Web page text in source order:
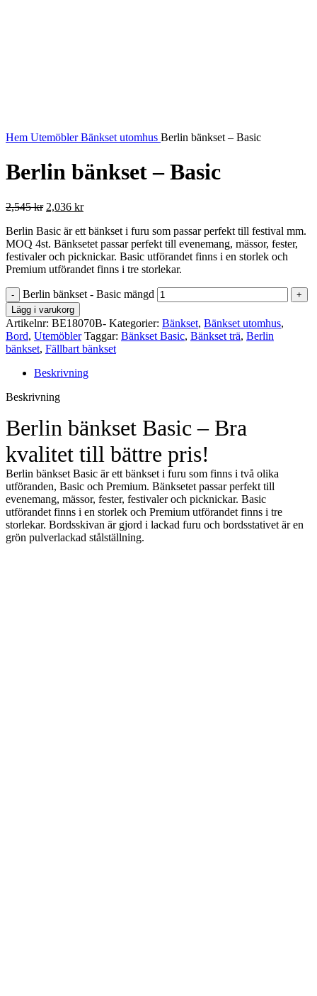
Hem UtemöblerBänkset utomhus Berlin bänkset – Basic
Berlin bänkset – Basic
2,545kr 2,036 kr
Berlin Basic är ett bänkset i furu som passar perfekt till festival mm.
MOQ 4st. Bänksetet passar perfekt till evenemang, mässor, fester,
festivaler och picknickar. Basic utförandet finns i en storlek och
Premium utförandet finns i tre storlekar.
Berlin bänkset - Basic mängd
Lägg i varukorg
Artikelnr: BE18070B- Kategorier: Bänkset, Bänkset utomhus,
Bord, Utemöbler Taggar: Bänkset Basic, Bänkset trä, Berlin
bänkset, Fällbart bänkset
Beskrivning
Beskrivning
Berlin bänkset Basic – Bra
kvalitet till bättre pris!
Berlin bänkset Basic är ett bänkset i furu som finns i två olika
utföranden, Basic och Premium. Bänksetet passar perfekt till
evenemang, mässor, fester, festivaler och picknickar. Basic
utförandet finns i en storlek och Premium utförandet finns i tre
storlekar. Bordsskivan är gjord i lackad furu och bordsstativet är en
grön pulverlackad stålställning.